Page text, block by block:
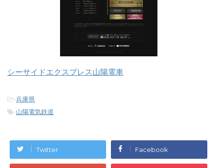
シーサイドエクスプレス山陽電車
-兵庫県
-山陽電気鉄道
Twitter Facebook